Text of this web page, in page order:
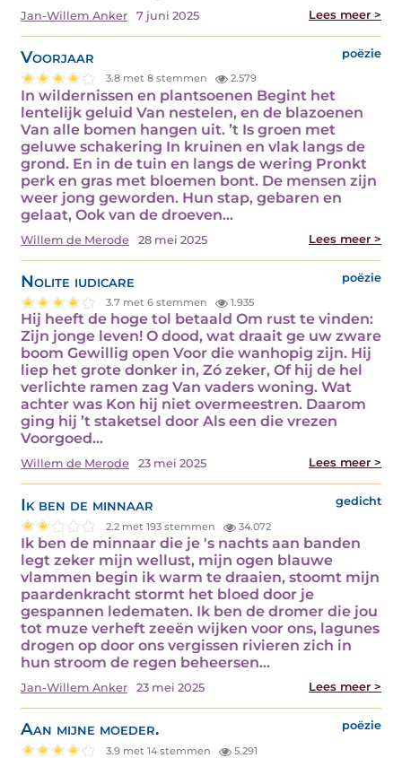
Jan-Willem Anker 7 juni 2025 Lees meer >
Voorjaar poëzie
3.8 met 8 stemmen 2.579
In wildernissen en plantsoenen Begint het
lentelijk geluid Van nestelen, en de blazoenen
Van alle bomen hangen uit. ’t Is groen met
geluwe schakering In kruinen en vlak langs de
grond. En in de tuin en langs de wering Pronkt
perk en gras met bloemen bont. De mensen zijn
weer jong geworden. Hun stap, gebaren en
gelaat, Ook van de droeven…
Willem de Merode 28 mei 2025 Lees meer >
Nolite iudicare poëzie
3.7 met 6 stemmen 1.935
Hij heeft de hoge tol betaald Om rust te vinden:
Zijn jonge leven! O dood, wat draait ge uw zware
boom Gewillig open Voor die wanhopig zijn. Hij
liep het grote donker in, Zó zeker, Of hij de hel
verlichte ramen zag Van vaders woning. Wat
achter was Kon hij niet overmeestren. Daarom
ging hij ’t staketsel door Als een die vrezen
Voorgoed…
Willem de Merode 23 mei 2025 Lees meer >
Ik ben de minnaar gedicht
2.2 met 193 stemmen 34.072
Ik ben de minnaar die je 's nachts aan banden
legt zeker mijn wellust, mijn ogen blauwe
vlammen begin ik warm te draaien, stoomt mijn
paardenkracht stormt het bloed door je
gespannen ledematen. Ik ben de dromer die jou
tot muze verheft zeeën wijken voor ons, lagunes
drogen op door ons vergissen rivieren zich in
hun stroom de regen beheersen…
Jan-Willem Anker 23 mei 2025 Lees meer >
Aan mijne moeder. poëzie
3.9 met 14 stemmen 5.291